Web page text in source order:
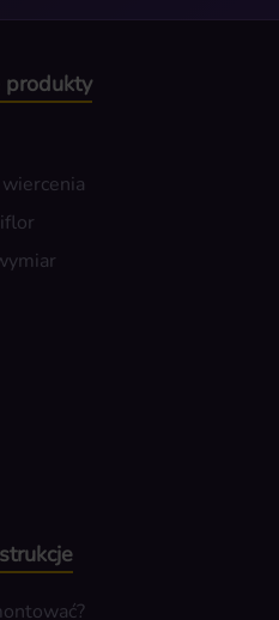
produkty